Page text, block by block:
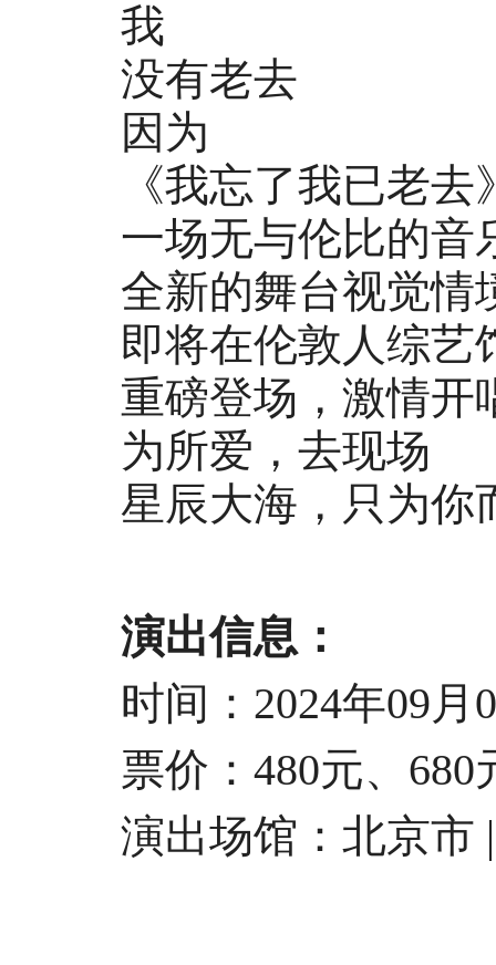
我
没有老去
因为
《我忘了我已老去
一场无与伦比的音
全新的舞台视觉情
即将在伦敦人综艺
重磅登场，激情开
为所爱，去现场
星辰大海，只为你
演出信息：
时间：2024年09月
票价：480元、680
演出场馆：北京市 |